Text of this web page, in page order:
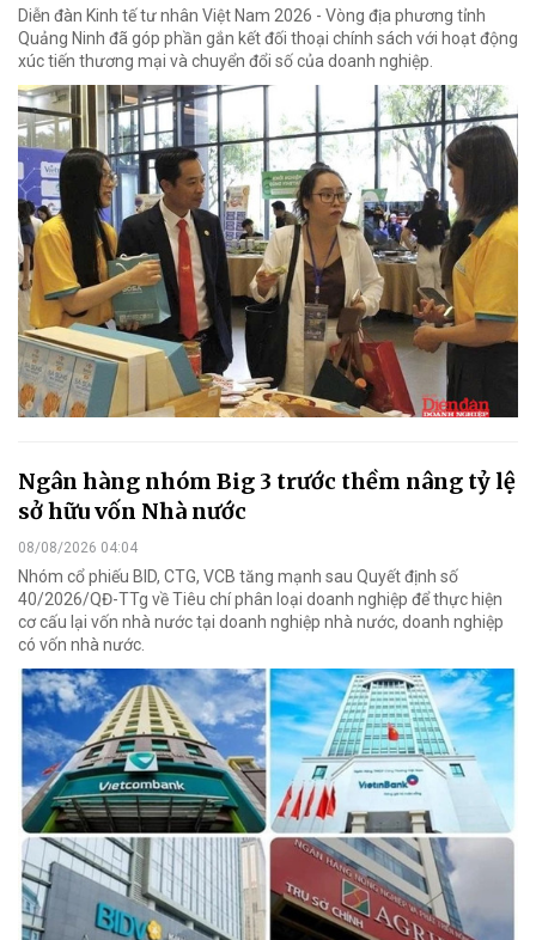
Diễn đàn Kinh tế tư nhân Việt Nam 2026 - Vòng địa phương tỉnh
Quảng Ninh đã góp phần gắn kết đối thoại chính sách với hoạt động
xúc tiến thương mại và chuyển đổi số của doanh nghiệp.
Ngân hàng nhóm Big 3 trước thềm nâng tỷ lệ
sở hữu vốn Nhà nước
08/08/2026 04:04
Nhóm cổ phiếu BID, CTG, VCB tăng mạnh sau Quyết định số
40/2026/QĐ-TTg về Tiêu chí phân loại doanh nghiệp để thực hiện
cơ cấu lại vốn nhà nước tại doanh nghiệp nhà nước, doanh nghiệp
có vốn nhà nước.